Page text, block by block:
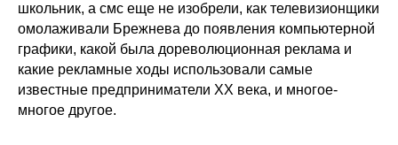
школьник, а смс еще не изобрели, как телевизионщики
омолаживали Брежнева до появления компьютерной
графики, какой была дореволюционная реклама и
какие рекламные ходы использовали самые
известные предприниматели ХХ века, и многое-
многое другое.